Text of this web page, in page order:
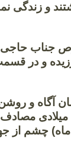
و زندگی
جناب
و در
آگاه و
چشم از